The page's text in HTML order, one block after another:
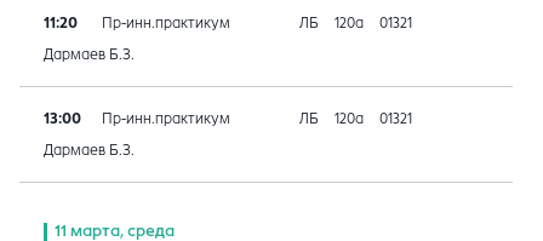
11:20 Пр-инн.практикум ЛБ 120а 01321
Дармаев Б.З.
13:00 Пр-инн.практикум ЛБ 120а 01321
Дармаев Б.З.
11 марта, среда